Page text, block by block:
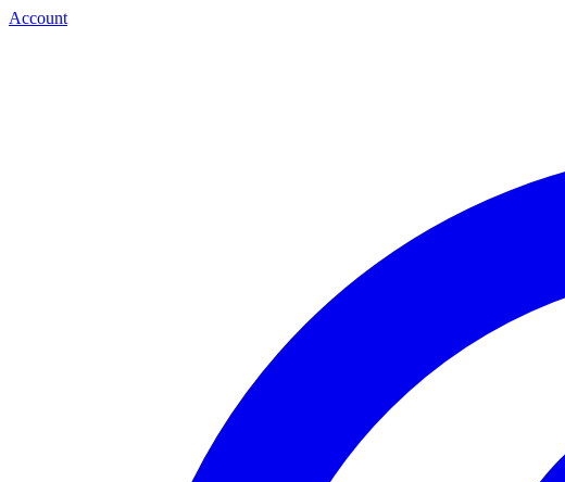
Account